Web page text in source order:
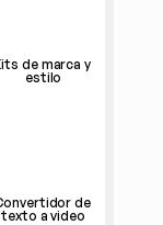
de marca y
estilo
de
texto a video